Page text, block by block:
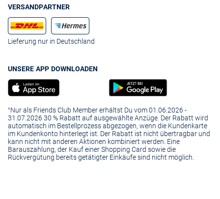
VERSANDPARTNER
Lieferung nur in Deutschland
UNSERE APP DOWNLOADEN
¹Nur als Friends Club Member erhältst Du vom 01.06.2026 -
31.07.2026 30 % Rabatt auf ausgewählte Anzüge. Der Rabatt wird
automatisch im Bestellprozess abgezogen, wenn die Kundenkarte
im Kundenkonto hinterlegt ist. Der Rabatt ist nicht übertragbar und
kann nicht mit anderen Aktionen kombiniert werden. Eine
Barauszahlung, der Kauf einer Shopping Card sowie die
Rückvergütung bereits getätigter Einkäufe sind nicht möglich.